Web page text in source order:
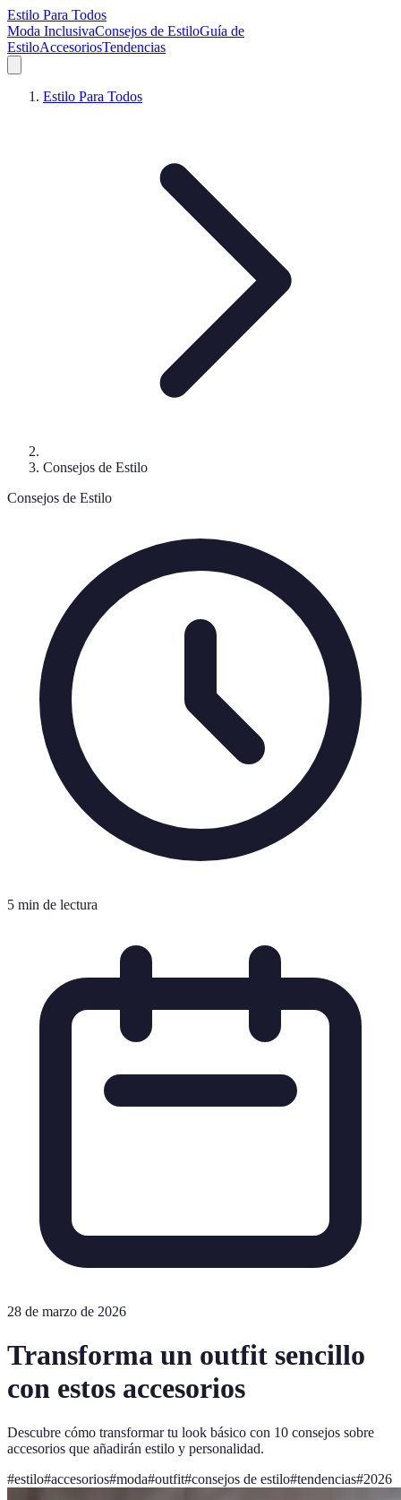
Estilo Para Todos
Moda InclusivaConsejos de EstiloGuía de
EstiloAccesoriosTendencias
Estilo Para Todos
Consejos de Estilo
Consejos de Estilo
5 min de lectura
28 de marzo de 2026
Transforma un outfit sencillo
con estos accesorios
Descubre cómo transformar tu look básico con 10 consejos sobre
accesorios que añadirán estilo y personalidad.
#estilo#accesorios#moda#outfit#consejos de estilo#tendencias#2026